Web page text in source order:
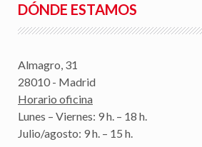
DÓNDE ESTAMOS
Almagro, 31
28010 - Madrid
Horario oficina
Lunes – Viernes: 9 h. – 18 h.
Julio/agosto: 9 h. – 15 h.